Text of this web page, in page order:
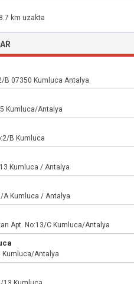
km uzakta
B 07350 Kumluca Antalya
Kumluca/Antalya
B Kumluca
Kumluca / Antalya
A Kumluca / Antalya
Apt. No:13/C Kumluca/Antalya
Kumluca/Antalya